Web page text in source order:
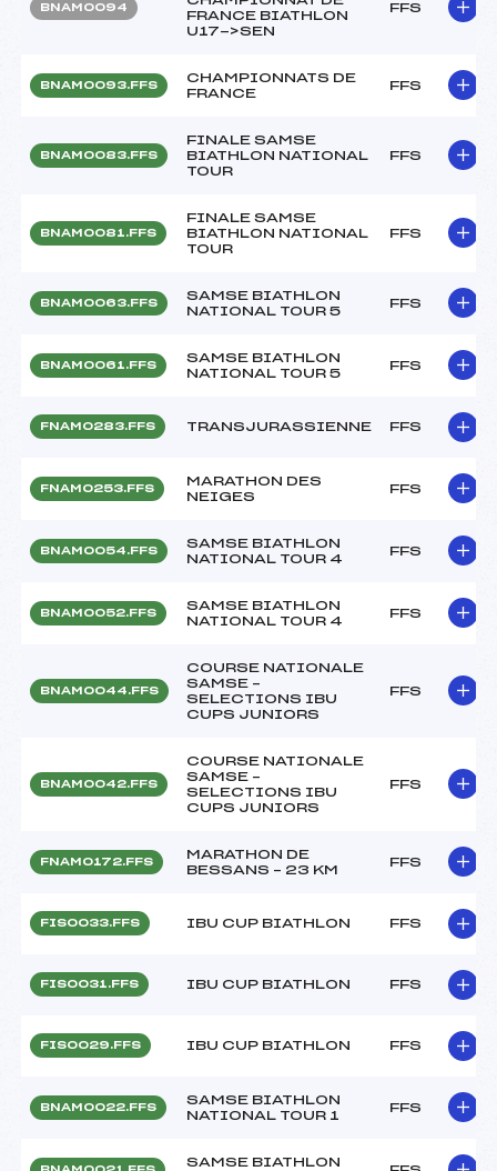
BNAM0094
FRANCE BIATHLON
U17->SEN
FFS
BNAM0093.FFS
CHAMPIONNATS DE
FRANCE
FFS
BNAM0083.FFS
FINALE SAMSE
BIATHLON NATIONAL
TOUR
FFS
BNAM0081.FFS
FINALE SAMSE
BIATHLON NATIONAL
TOUR
FFS
BNAM0063.FFS
SAMSE BIATHLON
NATIONAL TOUR 5
FFS
BNAM0061.FFS
SAMSE BIATHLON
NATIONAL TOUR 5
FFS
FNAM0283.FFS TRANSJURASSIENNE FFS
FNAM0253.FFS
MARATHON DES
NEIGES
FFS
BNAM0054.FFS
SAMSE BIATHLON
NATIONAL TOUR 4
FFS
BNAM0052.FFS
SAMSE BIATHLON
NATIONAL TOUR 4
FFS
BNAM0044.FFS
COURSE NATIONALE
SAMSE –
SELECTIONS IBU
CUPS JUNIORS
FFS
BNAM0042.FFS
COURSE NATIONALE
SAMSE –
SELECTIONS IBU
CUPS JUNIORS
FFS
FNAM0172.FFS
MARATHON DE
BESSANS – 23 KM
FFS
FIS0033.FFS IBU CUP BIATHLON FFS
FIS0031.FFS IBU CUP BIATHLON FFS
FIS0029.FFS IBU CUP BIATHLON FFS
BNAM0022.FFS
SAMSE BIATHLON
NATIONAL TOUR 1
FFS
SAMSE BIATHLON